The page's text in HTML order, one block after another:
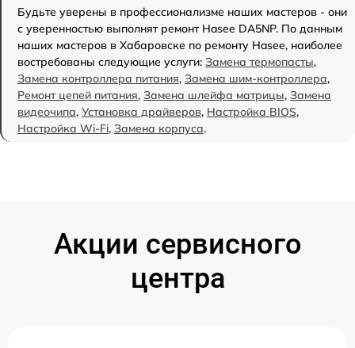
Будьте уверены в профессионализме наших мастеров - они
с уверенностью выполнят ремонт Hasee DA5NP. По данным
наших мастеров в Хабаровске по ремонту Hasee, наиболее
востребованы следующие услуги: Замена термопасты,
Замена контроллера питания, Замена шим-контроллера,
Ремонт цепей питания, Замена шлейфа матрицы, Замена
видеочипа, Установка драйверов, Настройка BIOS,
Настройка Wi-Fi, Замена корпуса.
Акции сервисного
центра